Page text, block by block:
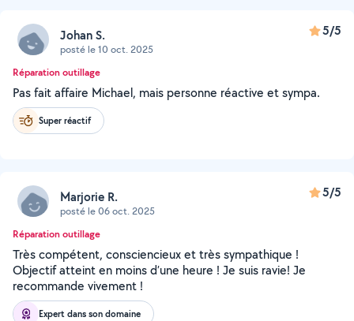
Johan S.
posté le 10 oct. 2025
5/5
Réparation outillage
Pas fait affaire Michael, mais personne réactive et sympa.
Super réactif
Marjorie R.
posté le 06 oct. 2025
5/5
Réparation outillage
Très compétent, consciencieux et très sympathique !
Objectif atteint en moins d’une heure ! Je suis ravie! Je
recommande vivement !
Expert dans son domaine